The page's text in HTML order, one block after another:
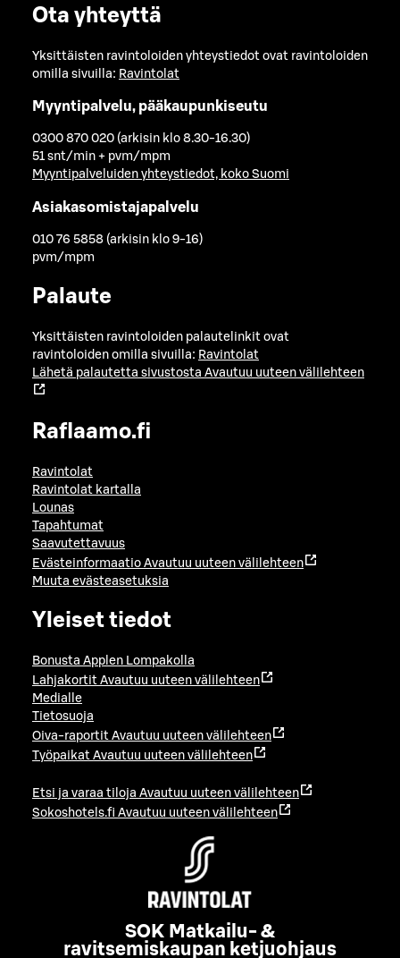
Ota yhteyttä
Yksittäisten ravintoloiden yhteystiedot ovat ravintoloiden
omilla sivuilla: Ravintolat
Myyntipalvelu, pääkaupunkiseutu
0300 870 020 (arkisin klo 8.30-16.30)
51 snt/min + pvm/mpm
Myyntipalveluiden yhteystiedot, koko Suomi
Asiakasomistajapalvelu
010 76 5858 (arkisin klo 9-16)
pvm/mpm
Palaute
Yksittäisten ravintoloiden palautelinkit ovat
ravintoloiden omilla sivuilla: Ravintolat
Lähetä palautetta sivustosta Avautuu uuteen välilehteen
Raflaamo.fi
Ravintolat
Ravintolat kartalla
Lounas
Tapahtumat
Saavutettavuus
Evästeinformaatio Avautuu uuteen välilehteen
Muuta evästeasetuksia
Yleiset tiedot
Bonusta Applen Lompakolla
Lahjakortit Avautuu uuteen välilehteen
Medialle
Tietosuoja
Oiva-raportit Avautuu uuteen välilehteen
Työpaikat Avautuu uuteen välilehteen
Etsi ja varaa tiloja Avautuu uuteen välilehteen
Sokoshotels.fi Avautuu uuteen välilehteen
SOK Matkailu- &
ravitsemiskaupan ketjuohjaus